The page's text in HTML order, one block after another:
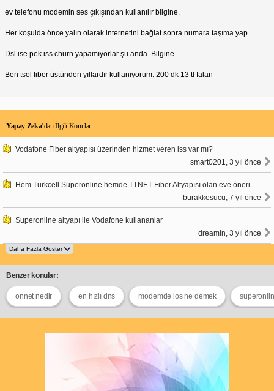
ev telefonu modemin ses çıkışından kullanılır bilgine.
Her koşulda önce yalın olarak internetini bağlat sonra numara taşıma yap.
Dsl ise pek iss churn yapamıyorlar şu anda. Bilgine.
Ben tsol fiber üstünden yıllardır kullanıyorum. 200 dk 13 tl falan
Yapay Zeka’dan İlgili Konular
Vodafone Fiber altyapısı üzerinden hizmet veren iss var mı?
smart0201, 3 yıl önce
Hem Turkcell Superonline hemde TTNET Fiber Altyapısı olan eve öneri
burakkosucu, 7 yıl önce
Superonline altyapı ile Vodafone kullananlar
dreamin, 3 yıl önce
Benzer konular:
onnet nedir en hızlı dns modemde los ne demek